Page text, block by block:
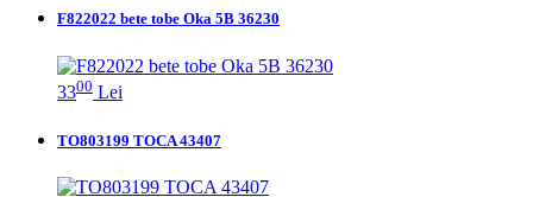
F822022 bete tobe Oka 5B 36230
3300 Lei
TO803199 TOCA 43407